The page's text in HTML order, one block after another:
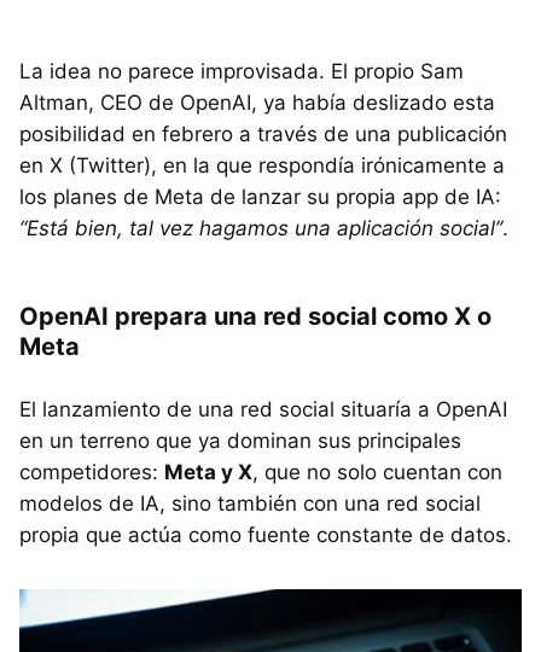
La idea no parece improvisada. El propio Sam
Altman, CEO de OpenAI, ya había deslizado esta
posibilidad en febrero a través de una publicación
en X (Twitter), en la que respondía irónicamente a
los planes de Meta de lanzar su propia app de IA:
“Está bien, tal vez hagamos una aplicación social”.
OpenAI prepara una red social como X o
Meta
El lanzamiento de una red social situaría a OpenAI
en un terreno que ya dominan sus principales
competidores: Meta y X, que no solo cuentan con
modelos de IA, sino también con una red social
propia que actúa como fuente constante de datos.